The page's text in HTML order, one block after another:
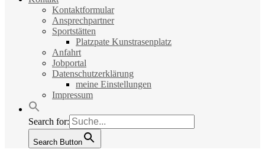
Kontaktformular
Ansprechpartner
Sportstätten
Platzpate Kunstrasenplatz
Anfahrt
Jobportal
Datenschutzerklärung
meine Einstellungen
Impressum
Search for:
Search Button